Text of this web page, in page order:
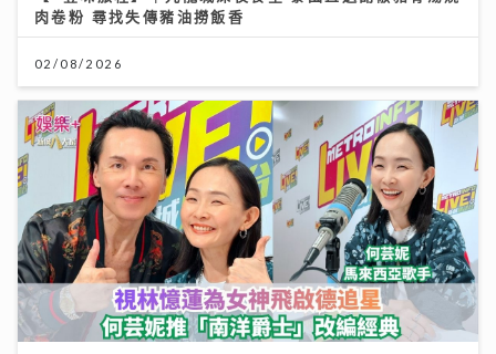
肉卷粉 尋找失傳豬油撈飯香
02/08/2026